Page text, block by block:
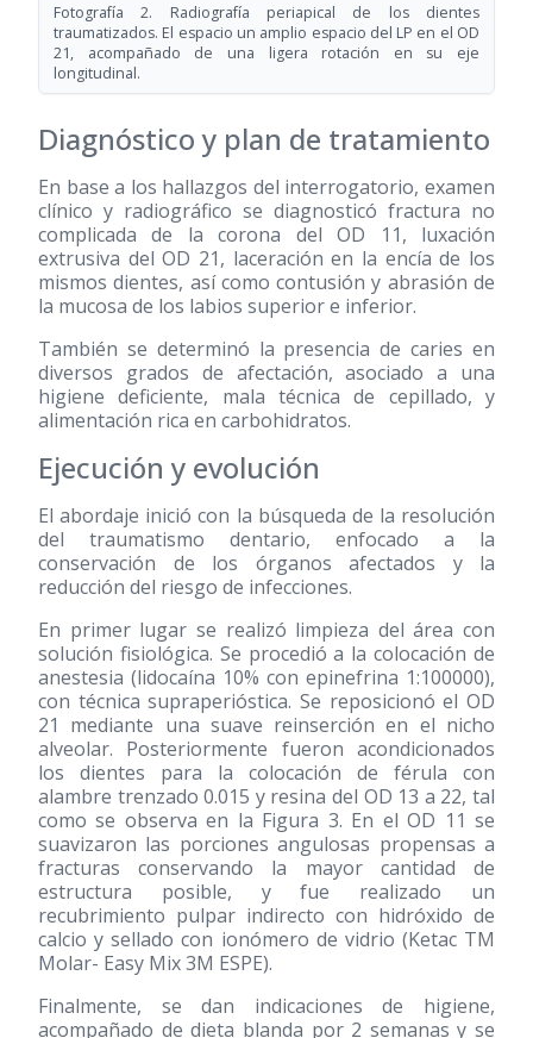
Fotografía 2. Radiografía periapical de los dientes
traumatizados. El espacio un amplio espacio del LP en el OD
21, acompañado de una ligera rotación en su eje
longitudinal.
Diagnóstico y plan de tratamiento
En base a los hallazgos del interrogatorio, examen
clínico y radiográfico se diagnosticó fractura no
complicada de la corona del OD 11, luxación
extrusiva del OD 21, laceración en la encía de los
mismos dientes, así como contusión y abrasión de
la mucosa de los labios superior e inferior.
También se determinó la presencia de caries en
diversos grados de afectación, asociado a una
higiene deficiente, mala técnica de cepillado, y
alimentación rica en carbohidratos.
Ejecución y evolución
El abordaje inició con la búsqueda de la resolución
del traumatismo dentario, enfocado a la
conservación de los órganos afectados y la
reducción del riesgo de infecciones.
En primer lugar se realizó limpieza del área con
solución fisiológica. Se procedió a la colocación de
anestesia (lidocaína 10% con epinefrina 1:100000),
con técnica supraperióstica. Se reposicionó el OD
21 mediante una suave reinserción en el nicho
alveolar. Posteriormente fueron acondicionados
los dientes para la colocación de férula con
alambre trenzado 0.015 y resina del OD 13 a 22, tal
como se observa en la Figura 3. En el OD 11 se
suavizaron las porciones angulosas propensas a
fracturas conservando la mayor cantidad de
estructura posible, y fue realizado un
recubrimiento pulpar indirecto con hidróxido de
calcio y sellado con ionómero de vidrio (Ketac TM
Molar- Easy Mix 3M ESPE).
Finalmente, se dan indicaciones de higiene,
acompañado de dieta blanda por 2 semanas y se